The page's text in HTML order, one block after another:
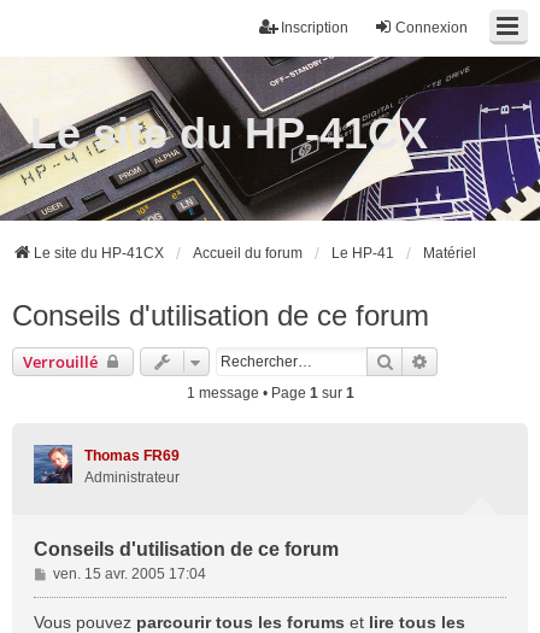
Connexion
Inscription
Le site du HP-41CX
Le site du HP-41CX Accueil du forum Le HP-41 Matériel
Conseils d'utilisation de ce forum
Verrouillé Rechercher
1 message • Page 1sur 1
Thomas FR69
Administrateur
Conseils d'utilisation de ce forum
M
e
s
ven. 15 avr. 2005 17:04
Vous pouvez parcourir tous les forums et lire tous les